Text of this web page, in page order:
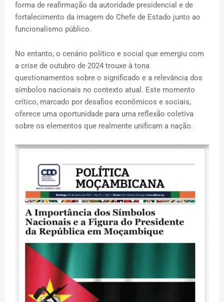
forma de reafirmação da autoridade presidencial e de
fortalecimento da imagem do Chefe de Estado junto ao
funcionalismo público.
No entanto, o cenário político e social que emergiu com
a crise de outubro de 2024 trouxe à tona
questionamentos sobre o significado e a relevância dos
símbolos nacionais no contexto atual. Este momento
crítico, marcado por desafios econômicos e sociais,
oferece uma oportunidade para uma reflexão coletiva
sobre os elementos que realmente unificam a nação.